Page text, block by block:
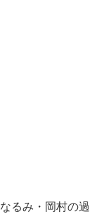
るみ・岡村の過